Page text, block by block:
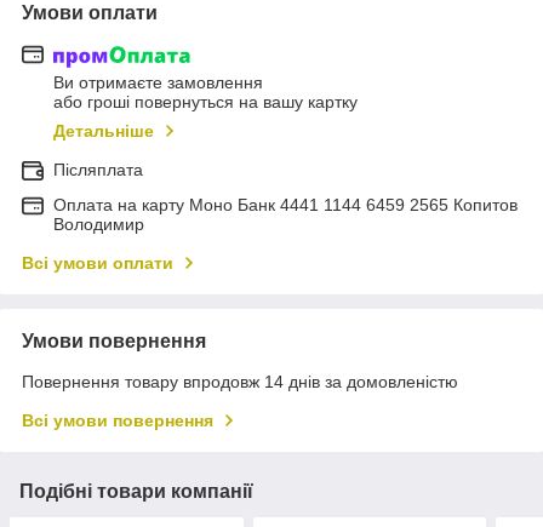
Умови оплати
Ви отримаєте замовлення
або гроші повернуться на вашу картку
Детальніше
Післяплата
Оплата на карту Моно Банк 4441 1144 6459 2565 Копитов
Володимир
Всі умови оплати
Умови повернення
Повернення товару впродовж 14 днів за домовленістю
Всі умови повернення
Подібні товари компанії